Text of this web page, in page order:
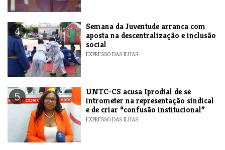
4
Semana da Juventude arranca com
aposta na descentralização e inclusão
social
EXPRESSO DAS ILHAS
5
UNTC-CS acusa Iprodial de se
intrometer na representação sindical
e de criar “confusão institucional”
EXPRESSO DAS ILHAS